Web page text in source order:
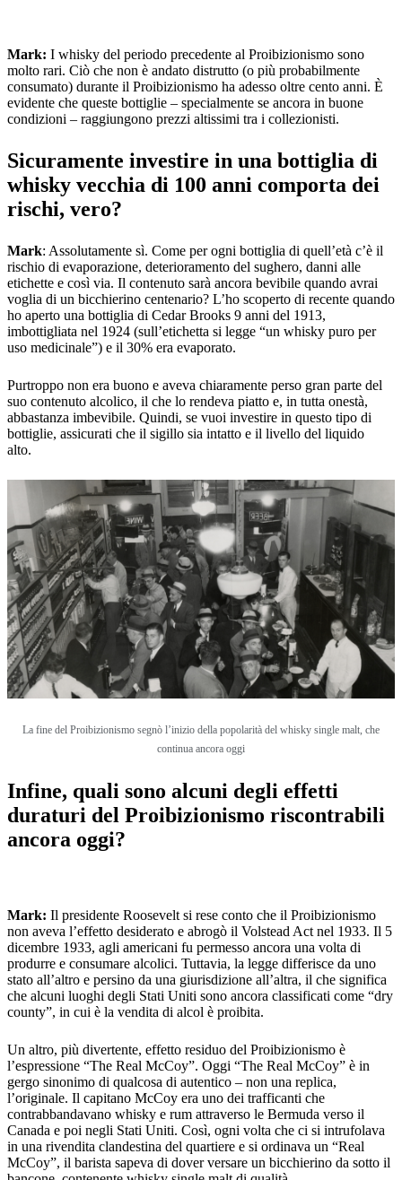
Mark: I whisky del periodo precedente al Proibizionismo sono
molto rari. Ciò che non è andato distrutto (o più probabilmente
consumato) durante il Proibizionismo ha adesso oltre cento anni. È
evidente che queste bottiglie – specialmente se ancora in buone
condizioni – raggiungono prezzi altissimi tra i collezionisti.
Sicuramente investire in una bottiglia di
whisky vecchia di 100 anni comporta dei
rischi, vero?
Mark: Assolutamente sì. Come per ogni bottiglia di quell’età c’è il
rischio di evaporazione, deterioramento del sughero, danni alle
etichette e così via. Il contenuto sarà ancora bevibile quando avrai
voglia di un bicchierino centenario? L’ho scoperto di recente quando
ho aperto una bottiglia di Cedar Brooks 9 anni del 1913,
imbottigliata nel 1924 (sull’etichetta si legge “un whisky puro per
uso medicinale”) e il 30% era evaporato.
Purtroppo non era buono e aveva chiaramente perso gran parte del
suo contenuto alcolico, il che lo rendeva piatto e, in tutta onestà,
abbastanza imbevibile. Quindi, se vuoi investire in questo tipo di
bottiglie, assicurati che il sigillo sia intatto e il livello del liquido
alto.
La fine del Proibizionismo segnò l’inizio della popolarità del whisky single malt, che
continua ancora oggi
Infine, quali sono alcuni degli effetti
duraturi del Proibizionismo riscontrabili
ancora oggi?
Mark: Il presidente Roosevelt si rese conto che il Proibizionismo
non aveva l’effetto desiderato e abrogò il Volstead Act nel 1933. Il 5
dicembre 1933, agli americani fu permesso ancora una volta di
produrre e consumare alcolici. Tuttavia, la legge differisce da uno
stato all’altro e persino da una giurisdizione all’altra, il che significa
che alcuni luoghi degli Stati Uniti sono ancora classificati come “dry
county”, in cui è la vendita di alcol è proibita.
Un altro, più divertente, effetto residuo del Proibizionismo è
l’espressione “The Real McCoy”. Oggi “The Real McCoy” è in
gergo sinonimo di qualcosa di autentico – non una replica,
l’originale. Il capitano McCoy era uno dei trafficanti che
contrabbandavano whisky e rum attraverso le Bermuda verso il
Canada e poi negli Stati Uniti. Così, ogni volta che ci si intrufolava
in una rivendita clandestina del quartiere e si ordinava un “Real
McCoy”, il barista sapeva di dover versare un bicchierino da sotto il